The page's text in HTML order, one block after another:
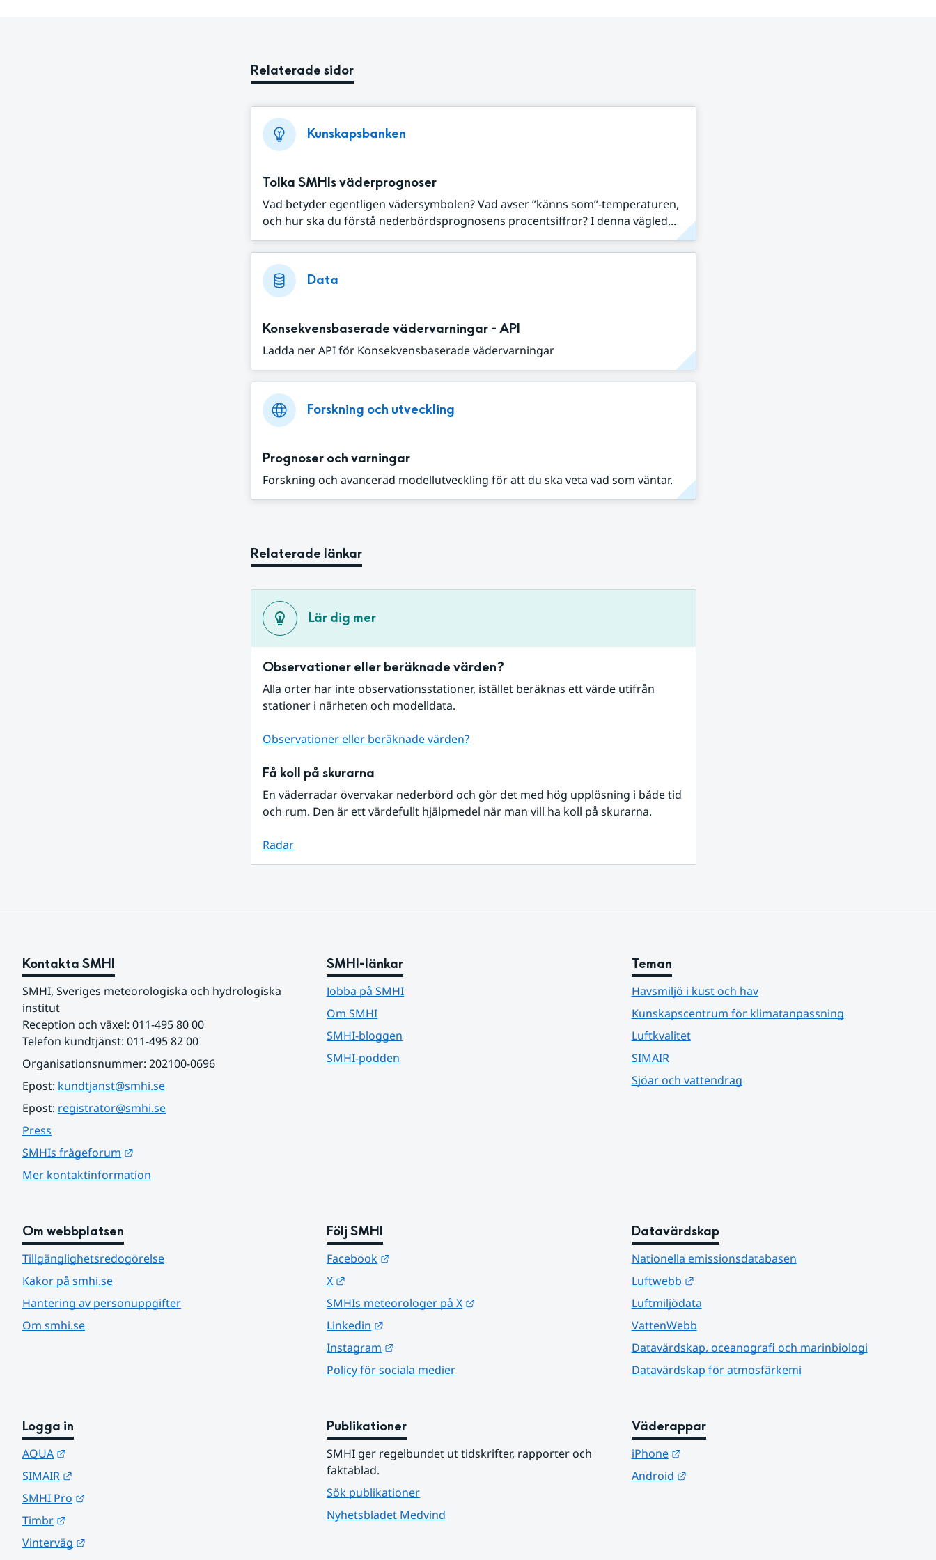
Relaterade sidor
Kunskapsbanken
Tolka SMHIs väderprognoser
Vad betyder egentligen vädersymbolen? Vad avser ”känns som”-temperaturen,
och hur ska du förstå nederbördsprognosens procentsiffror? I denna vägled...
Data
Konsekvensbaserade vädervarningar - API
Ladda ner API för Konsekvensbaserade vädervarningar
Forskning och utveckling
Prognoser och varningar
Forskning och avancerad modellutveckling för att du ska veta vad som väntar.
Relaterade länkar
Lär dig mer
Observationer eller beräknade värden?
Alla orter har inte observationsstationer, istället beräknas ett värde utifrån
stationer i närheten och modelldata.
Observationer eller beräknade värden?
Få koll på skurarna
En väderradar övervakar nederbörd och gör det med hög upplösning i både tid
och rum. Den är ett värdefullt hjälpmedel när man vill ha koll på skurarna.
Radar
Kontakta SMHI
SMHI, Sveriges meteorologiska och hydrologiska
institut
Reception och växel: 011-495 80 00
Telefon kundtjänst: 011-495 82 00
Organisationsnummer: 202100-0696
Epost: kundtjanst@smhi.se
Epost: registrator@smhi.se
Press
SMHIs frågeforum
Mer kontaktinformation
SMHI-länkar
Jobba på SMHI
Om SMHI
SMHI-bloggen
SMHI-podden
Teman
Havsmiljö i kust och hav
Kunskapscentrum för klimatanpassning
Luftkvalitet
SIMAIR
Sjöar och vattendrag
Om webbplatsen
Tillgänglighetsredogörelse
Kakor på smhi.se
Hantering av personuppgifter
Om smhi.se
Följ SMHI
Facebook
X
SMHIs meteorologer på X
Linkedin
Instagram
Policy för sociala medier
Datavärdskap
Nationella emissionsdatabasen
Luftwebb
Länk till annan webbplats.
Luftmiljödata
VattenWebb
Datavärdskap, oceanografi och marinbiologi
Datavärdskap för atmosfärkemi
Logga in
AQUA
SIMAIR
SMHI Pro
Timbr
Vinterväg
Publikationer
SMHI ger regelbundet ut tidskrifter, rapporter och
faktablad.
Sök publikationer
Nyhetsbladet Medvind
Väderappar
iPhone
Länk till annan webbplats.
Android
Länk till annan webbplats.